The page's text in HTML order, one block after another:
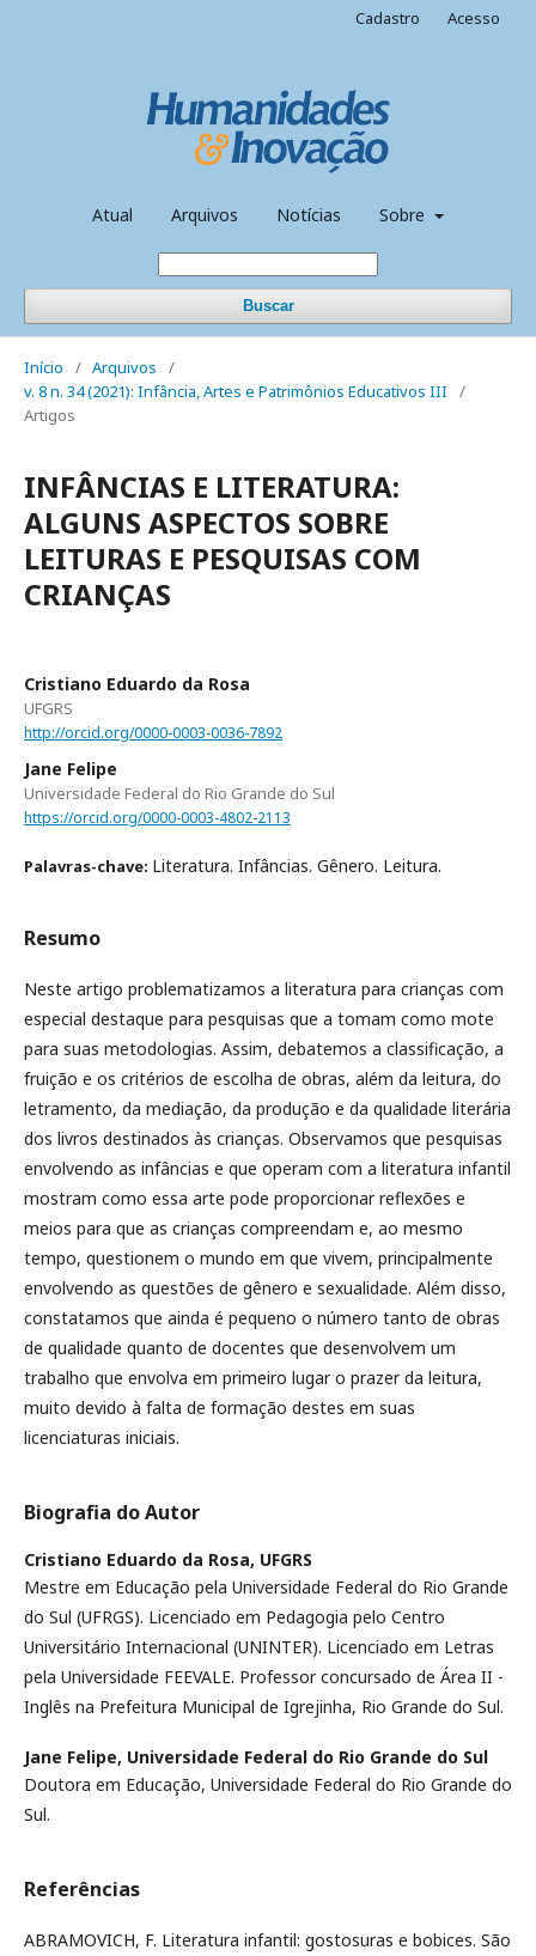
Atual Arquivos Notícias Sobre
Buscar
Cadastro Acesso
Início / Arquivos
/
v. 8 n. 34 (2021): Infância, Artes e Patrimônios Educativos III
/
Artigos
INFÂNCIAS E LITERATURA:
ALGUNS ASPECTOS SOBRE
LEITURAS E PESQUISAS COM
CRIANÇAS
Cristiano Eduardo da Rosa
UFGRS
http://orcid.org/0000-0003-0036-7892
Jane Felipe
Universidade Federal do Rio Grande do Sul
https://orcid.org/0000-0003-4802-2113
Palavras-chave: Literatura. Infâncias. Gênero. Leitura.
Resumo
Neste artigo problematizamos a literatura para crianças com
especial destaque para pesquisas que a tomam como mote
para suas metodologias. Assim, debatemos a classificação, a
fruição e os critérios de escolha de obras, além da leitura, do
letramento, da mediação, da produção e da qualidade literária
dos livros destinados às crianças. Observamos que pesquisas
envolvendo as infâncias e que operam com a literatura infantil
mostram como essa arte pode proporcionar reflexões e
meios para que as crianças compreendam e, ao mesmo
tempo, questionem o mundo em que vivem, principalmente
envolvendo as questões de gênero e sexualidade. Além disso,
constatamos que ainda é pequeno o número tanto de obras
de qualidade quanto de docentes que desenvolvem um
trabalho que envolva em primeiro lugar o prazer da leitura,
muito devido à falta de formação destes em suas
licenciaturas iniciais.
Biografia do Autor
Cristiano Eduardo da Rosa, UFGRS
Mestre em Educação pela Universidade Federal do Rio Grande
do Sul (UFRGS). Licenciado em Pedagogia pelo Centro
Universitário Internacional (UNINTER). Licenciado em Letras
pela Universidade FEEVALE. Professor concursado de Área II -
Inglês na Prefeitura Municipal de Igrejinha, Rio Grande do Sul.
Jane Felipe, Universidade Federal do Rio Grande do Sul
Doutora em Educação, Universidade Federal do Rio Grande do
Sul.
Referências
ABRAMOVICH, F. Literatura infantil: gostosuras e bobices. São